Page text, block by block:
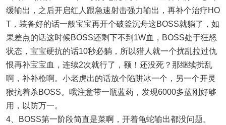
缓输出，之后开启红人跟急速射击强力输出，再补个治疗HO
T，装备好的话一般宝宝再开个破釜沉舟这BOSS就躺了，如
果差点的话这时候BOSS还剩下不到1W血，BOSS处于狂怒
状态，宝宝硬抗的话10秒必躺，所以猎人就一个扰乱拉过仇
恨再补宝宝血，连续2次就行了，额！还没死？那继续扰乱
啊，补补枪啊。小老虎出的话放个陷阱冰一个，另一个开灵
猴抗着杀BOSS。哦注意带一瓶蓝药，发现6000多蓝刚好够
用，以防万一。
4、BOSS第一阶段简直是菜啊，开着龟蛇输出都没问题。